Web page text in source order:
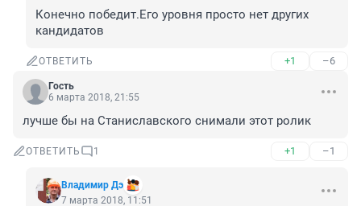
Конечно победит.Его уровня просто нет других
кандидатов
ОТВЕТИТЬ +1 –6
Гость
6 марта 2018, 21:55
лучше бы на Станиславского снимали этот ролик
ОТВЕТИТЬ 1 +1 –1
Bладимир Дэ
7 марта 2018, 11:51